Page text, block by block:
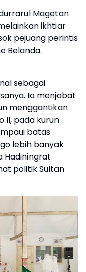
Magetan
ikhtiar
pejuang perintis
Belanda.
sebagai
Ia menjabat
menggantikan
II, pada kurun
batas
lebih banyak
Hadiningrat
politik Sultan